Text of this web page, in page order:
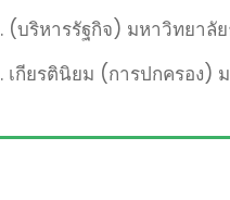
(บริหารรัฐกิจ) มหาวิทยาลั
กียรตินิยม (การปกครอง)